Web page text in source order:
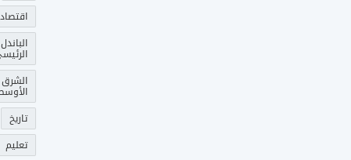
اقتصاد
الباندل
الشرق
تاريخ
تعليم